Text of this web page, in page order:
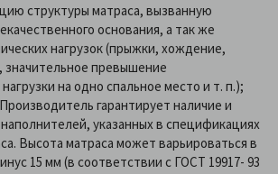
структуры матраса, вызванную
основания, а так же
нагрузок (прыжки, хождение,
значительное превышение
на одно спальное место и т. п.);
гарантирует наличие и
указанных в спецификациях
Высота матраса может варьироваться в
15 мм (в соответствии с ГОСТ 19917- 93